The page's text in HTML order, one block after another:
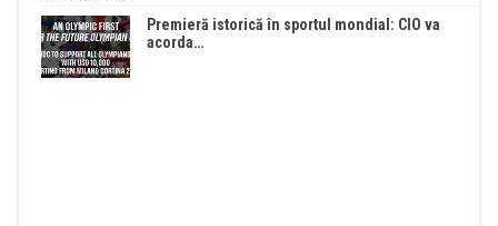
Premieră istorică în sportul mondial: CIO va
acorda…